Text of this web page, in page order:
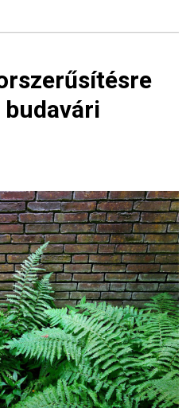
budavári